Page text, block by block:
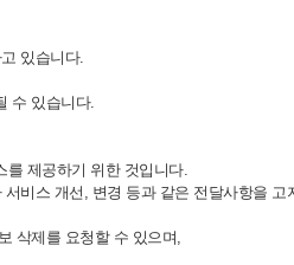
있습니다.
수 있습니다.
를 제공하기 위한 것입니다.
비스 개선, 변경 등과 같은 전달사항을 고
삭제를 요청할 수 있으며,